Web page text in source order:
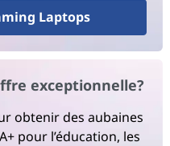
Laptops
exceptionnelle?
obtenir des aubaines
pour l’éducation, les